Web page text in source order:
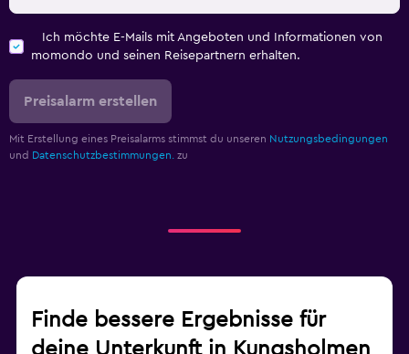
Ich möchte E-Mails mit Angeboten und Informationen von
momondo und seinen Reisepartnern erhalten.
Preisalarm erstellen
Mit Erstellung eines Preisalarms stimmst du unseren Nutzungsbedingungen
und Datenschutzbestimmungen. zu
Finde bessere Ergebnisse für